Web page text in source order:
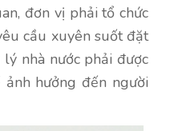
đơn vị phải tổ chức
cầu xuyên suốt đặt
nhà nước phải được
hưởng đến người